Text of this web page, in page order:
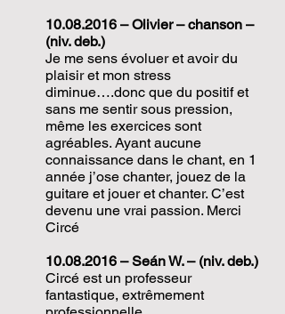
10.08.2016 – Olivier – chanson –
(niv. deb.)
Je me sens évoluer et avoir du
plaisir et mon stress
diminue….donc que du positif et
sans me sentir sous pression,
même les exercices sont
agréables. Ayant aucune
connaissance dans le chant, en 1
année j’ose chanter, jouez de la
guitare et jouer et chanter. C’est
devenu une vrai passion. Merci
Circé
10.08.2016 – Seán W. – (niv. deb.)
Circé est un professeur
fantastique, extrêmement